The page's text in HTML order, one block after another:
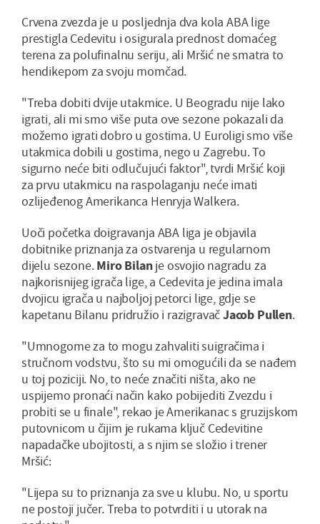
Crvena zvezda je u posljednja dva kola ABA lige
prestigla Cedevitu i osigurala prednost domaćeg
terena za polufinalnu seriju, ali Mršić ne smatra to
hendikepom za svoju momčad.
"Treba dobiti dvije utakmice. U Beogradu nije lako
igrati, ali mi smo više puta ove sezone pokazali da
možemo igrati dobro u gostima. U Euroligi smo više
utakmica dobili u gostima, nego u Zagrebu. To
sigurno neće biti odlučujući faktor", tvrdi Mršić koji
za prvu utakmicu na raspolaganju neće imati
ozlijeđenog Amerikanca Henryja Walkera.
Uoči početka doigravanja ABA liga je objavila
dobitnike priznanja za ostvarenja u regularnom
dijelu sezone.Miro Bilanje osvojio nagradu za
najkorisnijeg igrača lige, a Cedevita je jedina imala
dvojicu igrača u najboljoj petorci lige, gdje se
kapetanu Bilanu pridružio i razigravačJacob Pullen.
"Umnogome za to mogu zahvaliti suigračima i
stručnom vodstvu, što su mi omogućili da se nađem
u toj poziciji. No, to neće značiti ništa, ako ne
uspijemo pronaći način kako pobijediti Zvezdu i
probiti se u finale", rekao je Amerikanac s gruzijskom
putovnicom u čijim je rukama ključ Cedevitine
napadačke ubojitosti, a s njim se složio i trener
Mršić:
"Lijepa su to priznanja za sve u klubu. No, u sportu
ne postoji jučer. Treba to potvrditi i u utorak na